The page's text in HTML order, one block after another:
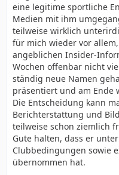
eine legitime sportliche
Medien mit ihm
teilweise wirklich
für mich wieder vor
angeblichen Insider-
Wochen offenbar nicht
ständig neue Namen
präsentiert und am Ende
Die Entscheidung kann
Berichterstattung und
teilweise schon ziemlich
Gute halten, dass er
Clubbedingungen sowie
übernommen hat.